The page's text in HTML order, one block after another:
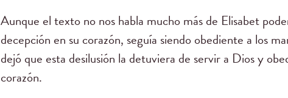
Aunque el texto no nos habla mucho más de Elisabet
decepción en su corazón, seguía siendo obediente a los
dejó que esta desilusión la detuviera de servir a Dios y
corazón.